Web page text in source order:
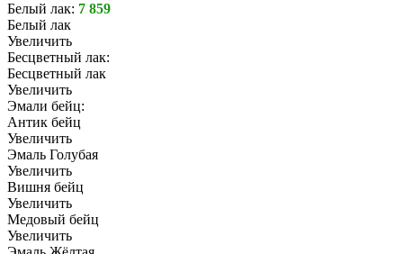
Белый лак: 7 859
Белый лак
Увеличить
Бесцветный лак:
Бесцветный лак
Увеличить
Эмали бейц:
Антик бейц
Увеличить
Эмаль Голубая
Увеличить
Вишня бейц
Увеличить
Медовый бейц
Увеличить